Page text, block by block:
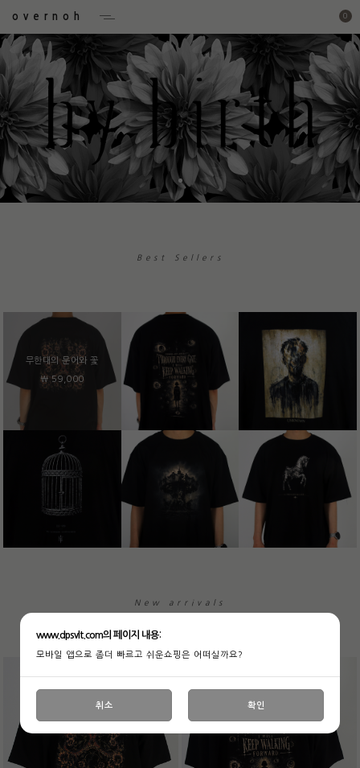
overnoh 0
Best Sellers
무한대의 문어와 꽃
￦ 59,000
New arrivals
www.dpsvlt.com의 페이지 내용:
모바일 앱으로 좀더 빠르고 쉬운쇼핑은 어떠실까요?
취소 확인